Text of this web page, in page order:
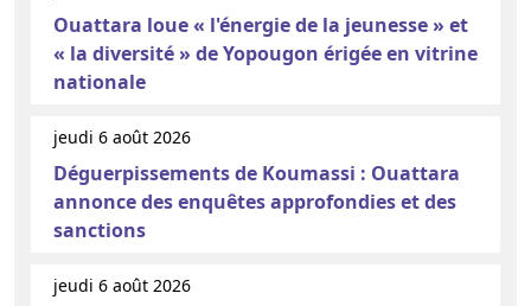
Ouattara loue « l'énergie de la jeunesse » et
« la diversité » de Yopougon érigée en vitrine
nationale
jeudi 6 août 2026
Déguerpissements de Koumassi : Ouattara
annonce des enquêtes approfondies et des
sanctions
jeudi 6 août 2026